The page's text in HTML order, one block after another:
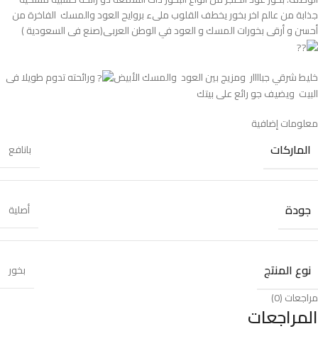
جذابة من عالم اخر بخور يخطف القلوب ملىء بروايح العود والمسك الفاخرة من
أحسن و أرقى بخورات المسك و العود في الوطن العربى(صنع فى السعودية )
خليط شرقي جباااار ومزيج بين العود والمسك الأبيض
البيت ويضيف جو رائع على بيتك
معلومات إضافية
الماركات بانافع
جودة أصلية
نوع المنتج
بخور
مراجعات (0)
المراجعات